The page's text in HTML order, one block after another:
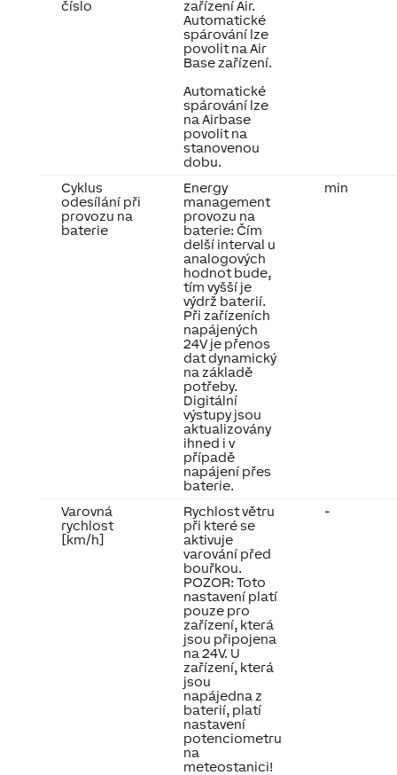
číslo
zařízení Air.
Automatické
spárování lze
povolit na Air
Base zařízení.
Automatické
spárování lze
na Airbase
povolit na
stanovenou
dobu.
Cyklus
odesílání při
provozu na
baterie
Energy
management
provozu na
baterie: Čím
delší interval u
analogových
hodnot bude,
tím vyšší je
výdrž baterií.
Při zařízeních
napájených
24V je přenos
dat dynamický
na základě
potřeby.
Digitální
výstupy jsou
aktualizovány
ihned i v
případě
napájení přes
baterie.
min
Varovná
rychlost
[km/h]
Rychlost větru
při které se
aktivuje
varování před
bouřkou.
POZOR: Toto
nastavení platí
pouze pro
zařízení, která
jsou připojena
na 24V. U
zařízení, která
jsou
napájedna z
baterií, platí
nastavení
potenciometru
na
meteostanici!
-